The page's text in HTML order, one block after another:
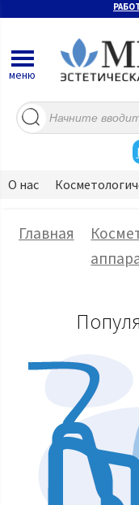
Поиск
товаров
меню
О нас
Главная